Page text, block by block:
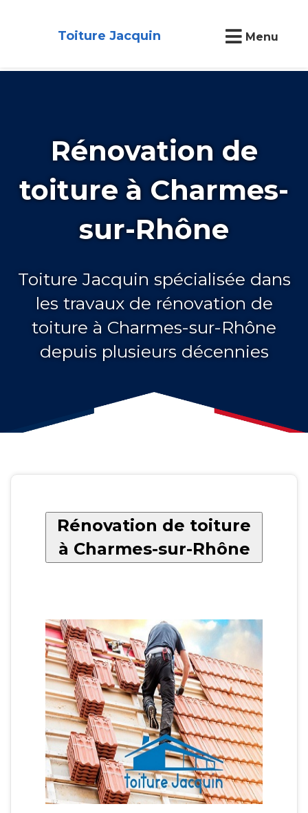
Toiture Jacquin Menu
Rénovation de
toiture à Charmes-
sur-Rhône
Toiture Jacquin spécialisée dans
les travaux de rénovation de
toiture à Charmes-sur-Rhône
depuis plusieurs décennies
Rénovation de toiture
à Charmes-sur-Rhône